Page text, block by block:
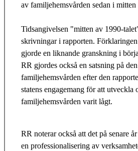
av familjehemsvården sedan i
Tidsangivelsen "mitten av 1990-
skrivningar i rapporten.
gjorde en liknande granskning i
RR gjordes också en satsning på
familjehemsvården efter den
statens engagemang för att utveckla
familjehemsvården varit lågt.
RR noterar också att det på senare
en professionalisering av